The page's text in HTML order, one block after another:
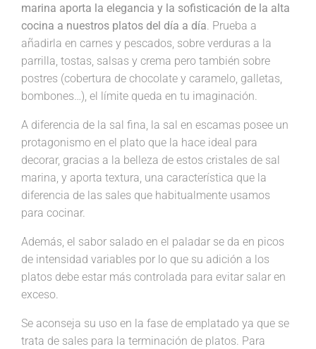
marina aporta la elegancia y la sofisticación de la alta
cocina a nuestros platos del día a día. Prueba a
añadirla en carnes y pescados, sobre verduras a la
parrilla, tostas, salsas y crema pero también sobre
postres (cobertura de chocolate y caramelo, galletas,
bombones…), el límite queda en tu imaginación.
A diferencia de la sal fina, la sal en escamas posee un
protagonismo en el plato que la hace ideal para
decorar, gracias a la belleza de estos cristales de sal
marina, y aporta textura, una característica que la
diferencia de las sales que habitualmente usamos
para cocinar.
Además, el sabor salado en el paladar se da en picos
de intensidad variables por lo que su adición a los
platos debe estar más controlada para evitar salar en
exceso.
Se aconseja su uso en la fase de emplatado ya que se
trata de sales para la terminación de platos. Para